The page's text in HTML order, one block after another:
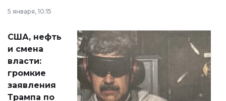
сразу несколько
актуальных тем —
от слухов о
политических
реформах до
вопросов армии,
экономики и
5 января, 10:15
США, нефть
и смена
власти:
громкие
заявления
Трампа по